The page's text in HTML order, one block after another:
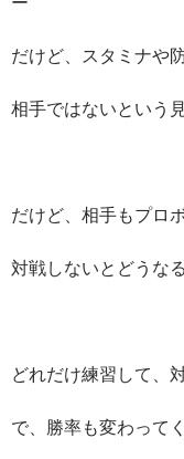
だけど、スタミナや
相手ではないという
だけど、相手もプロ
対戦しないとどうな
どれだけ練習して、
で、勝率も変わって